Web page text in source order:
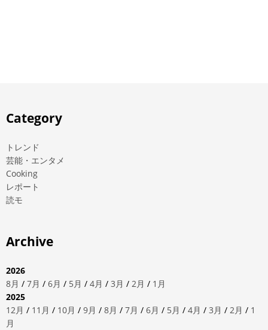
Category
トレンド
芸能・エンタメ
Cooking
レポート
読モ
Archive
2026
8月 / 7月 / 6月 / 5月 / 4月 / 3月 / 2月 / 1月
2025
12月 / 11月 / 10月 / 9月 / 8月 / 7月 / 6月 / 5月 / 4月 / 3月 / 2月 / 1
月